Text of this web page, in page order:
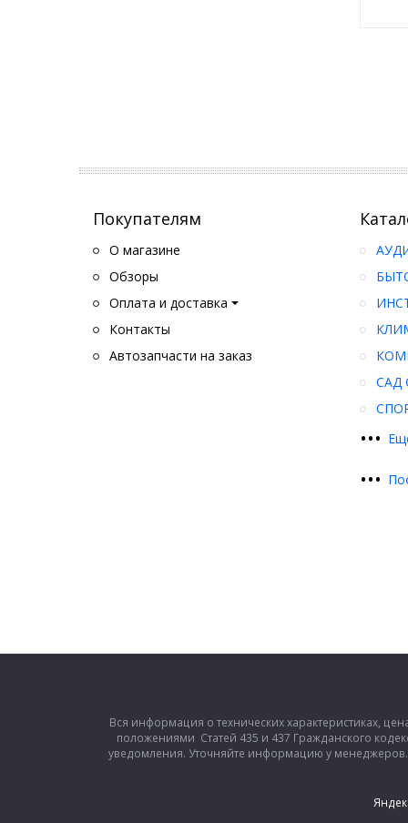
Покупателям
О магазине
Обзоры
Оплата и доставка
Контакты
Автозапчасти на заказ
•••
САД
•••
Вся информация о технических характеристиках,
положениями Статей 435 и 437 Гражданского
уведомления. Уточняйте информацию у